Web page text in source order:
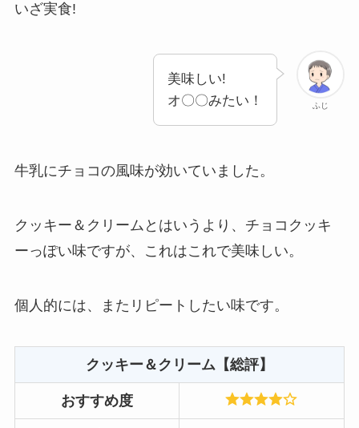
いざ実食!
ふじ
美味しい!
オ〇〇みたい！
牛乳にチョコの風味が効いていました。
クッキー＆クリームとはいうより、チョコクッキ
ーっぽい味ですが、これはこれで美味しい。
個人的には、またリピートしたい味です。
クッキー＆クリーム【総評】
おすすめ度